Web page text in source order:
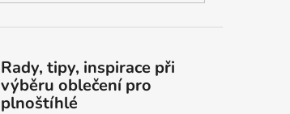
Rady, tipy, inspirace při
výběru oblečení pro
plnoštíhlé